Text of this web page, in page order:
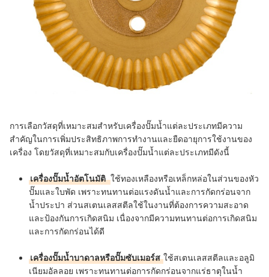
การเลือกวัสดุที่เหมาะสมสำหรับเครื่องปั๊มน้ำแต่ละประเภทมีความ
สำคัญในการเพิ่มประสิทธิภาพการทำงานและยืดอายุการใช้งานของ
เครื่อง โดยวัสดุที่เหมาะสมกับเครื่องปั๊มน้ำแต่ละประเภทมีดังนี้
เครื่องปั๊มน้ำอัตโนมัติใช้ทองเหลืองหรือเหล็กหล่อในส่วนของหัว
ปั๊มและใบพัด เพราะทนทานต่อแรงดันน้ำและการกัดกร่อนจาก
น้ำประปา ส่วนสเตนเลสสตีลใช้ในงานที่ต้องการความสะอาด
และป้องกันการเกิดสนิม เนื่องจากมีความทนทานต่อการเกิดสนิม
และการกัดกร่อนได้ดี
เครื่องปั๊มน้ำบาดาลหรือปั๊มซับเมอร์สใช้สเตนเลสสตีลและอลูมิ
เนียมอัลลอย เพราะทนทานต่อการกัดกร่อนจากแร่ธาตุในน้ำ